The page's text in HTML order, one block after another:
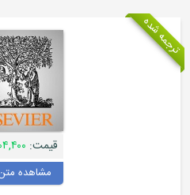
قیمت:۱۰۴,۴۰۰ تومان
مشاهده متن کامل